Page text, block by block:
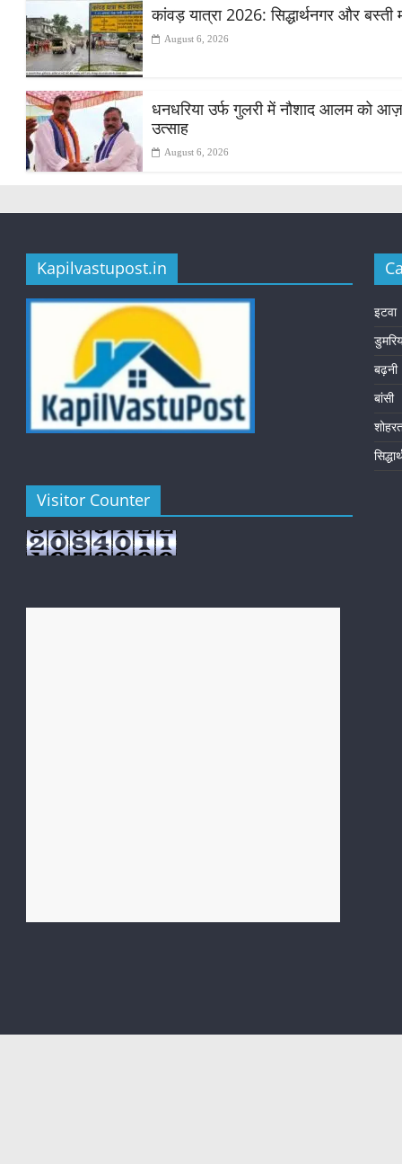
कांवड़ यात्रा 2026: सिद्धार्थनगर और
August 6, 2026
धनधरिया उर्फ गुलरी में नौशाद आलम को
उत्साह
August 6, 2026
Kapilvastupost.in
Visitor Counter
इटवा
बढ़नी
बांसी